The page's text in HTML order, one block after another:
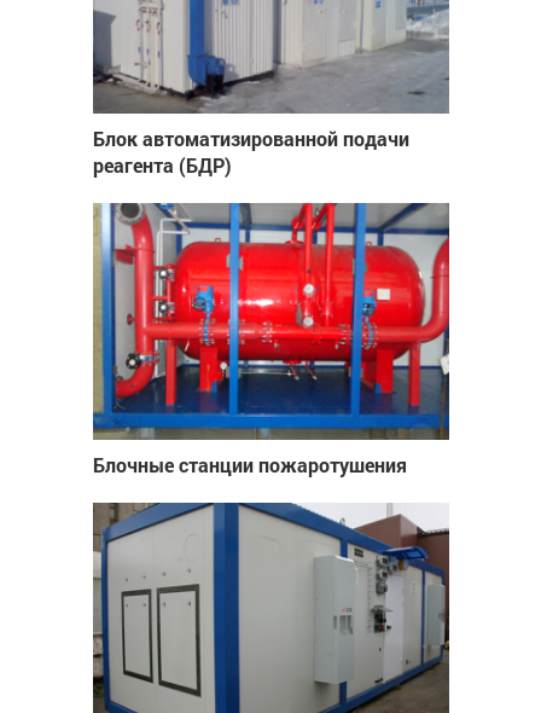
Блок автоматизированной подачи
реагента (БДР)
Блочные станции пожаротушения